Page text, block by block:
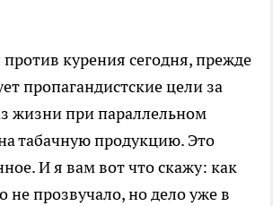
курения сегодня, прежде
пропагандистские цели за
жизни при параллельном
табачную продукцию. Это
И я вам вот что скажу: как
не прозвучало, но дело уже в